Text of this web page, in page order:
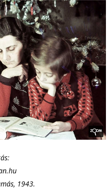
1943.